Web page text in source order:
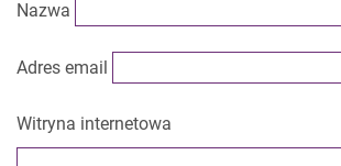
Nazwa
Adres email
Witryna internetowa